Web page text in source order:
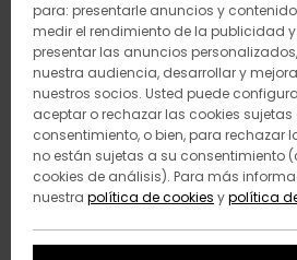
para: presentarle anuncios y
medir el rendimiento de la publicidad
presentar las anuncios
nuestra audiencia, desarrollar y
nuestros socios. Usted puede
aceptar o rechazar las cookies sujetas
consentimiento, o bien, para rechazar
no están sujetas a su consentimiento
cookies de análisis). Para más
nuestra política de cookies ypolítica